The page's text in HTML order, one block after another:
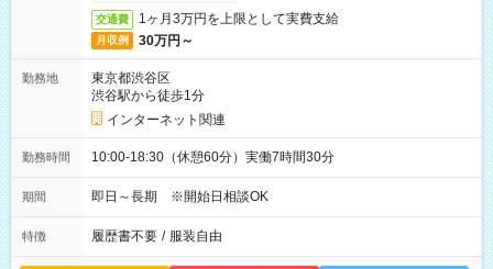
交通費 1ヶ月3万円を上限として実費支給
月収例 30万円～
勤務地
東京都渋谷区
渋谷駅から徒歩1分
インターネット関連
勤務時間 10:00-18:30（休憩60分）実働7時間30分
期間 即日～長期 ※開始日相談OK
特徴 履歴書不要 / 服装自由